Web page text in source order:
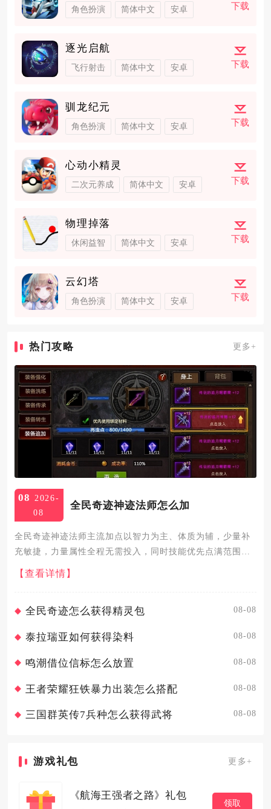
角色扮演 简体中文 安卓 下载
逐光启航
飞行射击 简体中文 安卓 下载
驯龙纪元
角色扮演 简体中文 安卓 下载
心动小精灵
二次元养成 简体中文 安卓 下载
物理掉落
休闲益智 简体中文 安卓 下载
云幻塔
角色扮演 简体中文 安卓 下载
热门攻略 更多+
08
2026-
08
全民奇迹神迹法师怎么加
全民奇迹神迹法师主流加点以智力为主、体质为辅，少量补
充敏捷，力量属性全程无需投入，同时技能优先点满范围输
出与核心被动，搭配护盾、控制技能均衡养成，整体分为纯
输出流、均衡续航流两大实用加点方向，适配日常刷怪、副
【查看详情】
全民奇迹怎么获得精灵包 08-08
泰拉瑞亚如何获得染料 08-08
鸣潮借位信标怎么放置 08-08
王者荣耀狂铁暴力出装怎么搭配 08-08
三国群英传7兵种怎么获得武将 08-08
游戏礼包 更多+
《航海王强者之路》礼包
领取